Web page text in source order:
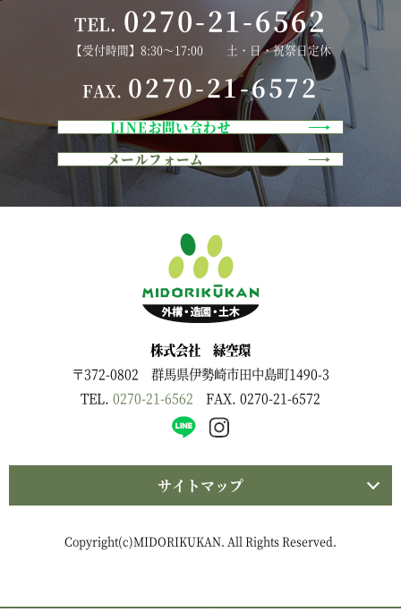
TEL. 0270-21-6562
【受付時間】8:30～17:00 土・日・祝祭日定休
FAX. 0270-21-6572
LINEお問い合わせ
メールフォーム
株式会社 緑空環
〒372-0802 群馬県伊勢崎市田中島町1490-3
TEL. 0270-21-6562 FAX. 0270-21-6572
サイトマップ
Copyright(c)MIDORIKUKAN. All Rights Reserved.